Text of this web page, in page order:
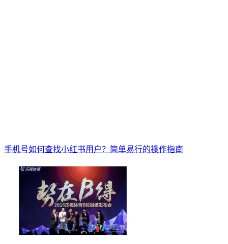
手机号如何查找小红书用户？简单易行的操作指南